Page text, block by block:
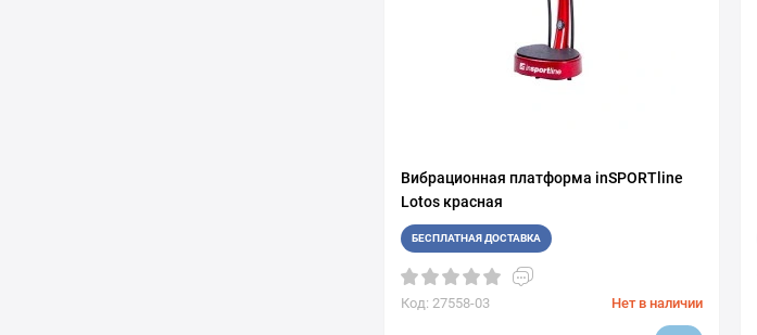
Вибрационная платформа inSPORTline
Lotos красная
БЕСПЛАТНАЯ ДОСТАВКА
Код: 27558-03 Нет в наличии